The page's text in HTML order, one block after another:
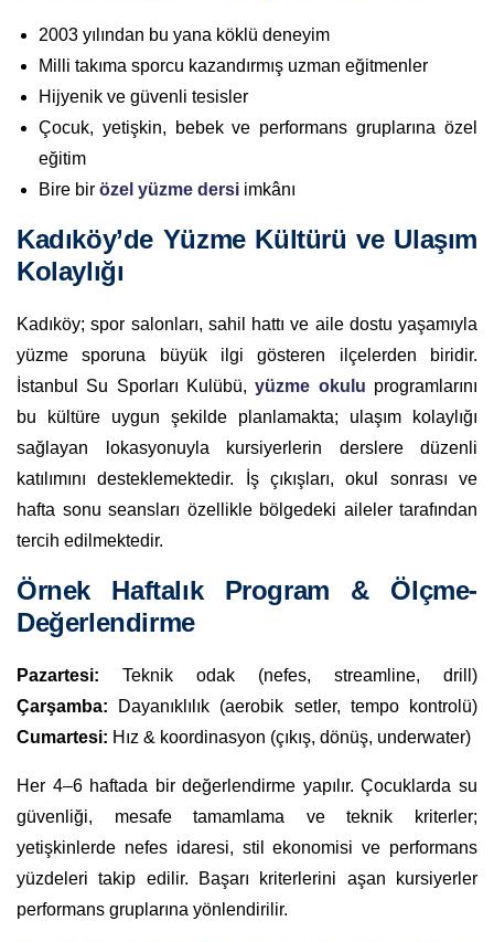
2003 yılından bu yana köklü deneyim
Milli takıma sporcu kazandırmış uzman eğitmenler
Hijyenik ve güvenli tesisler
Çocuk, yetişkin, bebek ve performans gruplarına özel
eğitim
Bire bir özel yüzme dersi imkânı
Kadıköy’de Yüzme Kültürü ve Ulaşım
Kolaylığı
Kadıköy; spor salonları, sahil hattı ve aile dostu yaşamıyla
yüzme sporuna büyük ilgi gösteren ilçelerden biridir.
İstanbul Su Sporları Kulübü,yüzme okulu programlarını
bu kültüre uygun şekilde planlamakta; ulaşım kolaylığı
sağlayan lokasyonuyla kursiyerlerin derslere düzenli
katılımını desteklemektedir. İş çıkışları, okul sonrası ve
hafta sonu seansları özellikle bölgedeki aileler tarafından
tercih edilmektedir.
Örnek Haftalık Program & Ölçme-
Değerlendirme
Pazartesi: Teknik odak (nefes, streamline, drill)
Çarşamba: Dayanıklılık (aerobik setler, tempo kontrolü)
Cumartesi: Hız & koordinasyon (çıkış, dönüş, underwater)
Her 4–6 haftada bir değerlendirme yapılır. Çocuklarda su
güvenliği, mesafe tamamlama ve teknik kriterler;
yetişkinlerde nefes idaresi, stil ekonomisi ve performans
yüzdeleri takip edilir. Başarı kriterlerini aşan kursiyerler
performans gruplarına yönlendirilir.